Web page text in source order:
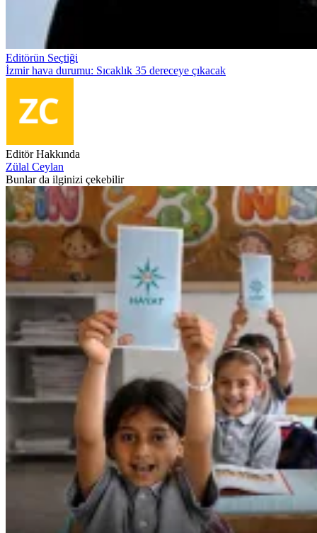
Editörün Seçtiği
İzmir hava durumu: Sıcaklık 35 dereceye çıkacak
Editör Hakkında
Zülal Ceylan
Bunlar da ilginizi çekebilir